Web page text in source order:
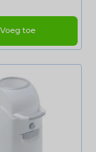
Voeg toe